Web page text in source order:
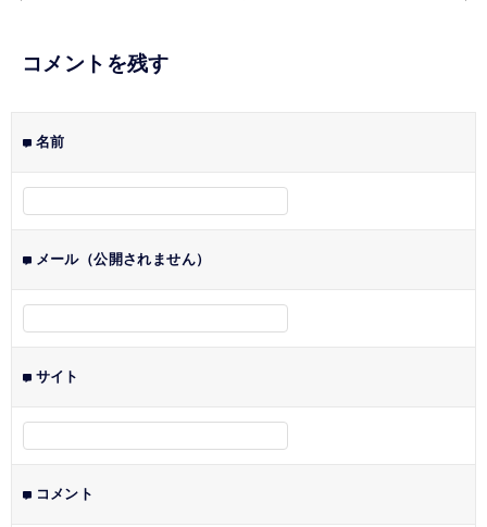
ー
シ
ョ
ン
コメントを残す
名前
メール（公開されません）
サイト
コメント